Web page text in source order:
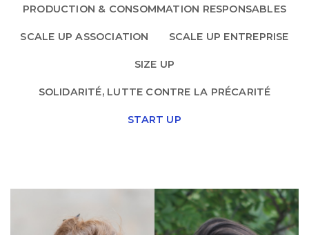
PRODUCTION & CONSOMMATION RESPONSABLES
SCALE UP ASSOCIATION SCALE UP ENTREPRISE
SIZE UP
SOLIDARITÉ, LUTTE CONTRE LA PRÉCARITÉ
START UP